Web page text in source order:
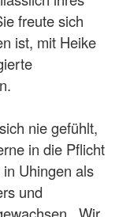
freute sich
ist, mit Heike
nie gefühlt,
in die Pflicht
Uhingen als
und